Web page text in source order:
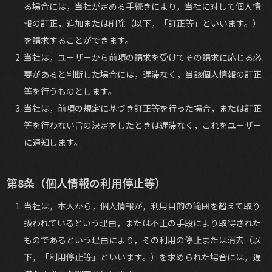
る場合には，当社が定める手続きにより，当社に対して個人情
報の訂正，追加または削除（以下，「訂正等」といいます。）
を請求することができます。
当社は，ユーザーから前項の請求を受けてその請求に応じる必
要があると判断した場合には，遅滞なく，当該個人情報の訂正
等を行うものとします。
当社は，前項の規定に基づき訂正等を行った場合，または訂正
等を行わない旨の決定をしたときは遅滞なく，これをユーザー
に通知します。
第8条（個人情報の利用停止等）
当社は，本人から，個人情報が，利用目的の範囲を超えて取り
扱われているという理由，または不正の手段により取得された
ものであるという理由により，その利用の停止または消去（以
下，「利用停止等」といいます。）を求められた場合には，遅